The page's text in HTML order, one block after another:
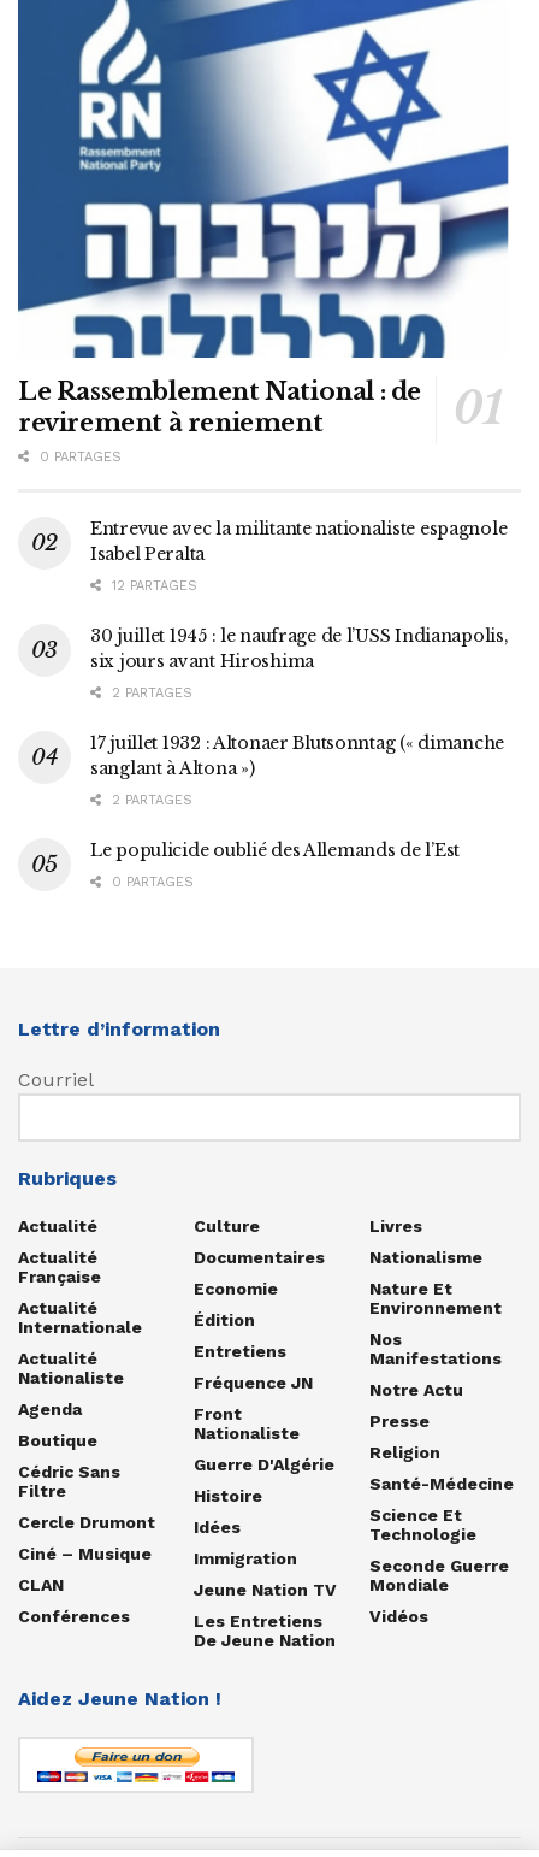
Le Rassemblement National : de
revirement à reniement
0 PARTAGES
Entrevue avec la militante nationaliste espagnole
Isabel Peralta
12 PARTAGES
30 juillet 1945 : le naufrage de l’USS Indianapolis,
six jours avant Hiroshima
2 PARTAGES
17 juillet 1932 : Altonaer Blutsonntag (« dimanche
sanglant à Altona »)
2 PARTAGES
Le populicide oublié des Allemands de l’Est
0 PARTAGES
Lettre d’information
Courriel
Rubriques
Actualité
Actualité
Française
Actualité
Internationale
Actualité
Nationaliste
Agenda
Boutique
Cédric Sans
Filtre
Cercle Drumont
Ciné – Musique
CLAN
Conférences
Culture
Documentaires
Economie
Édition
Entretiens
Fréquence JN
Front
Nationaliste
Guerre D'Algérie
Histoire
Idées
Immigration
Jeune Nation TV
Les Entretiens
De Jeune Nation
Livres
Nationalisme
Nature Et
Environnement
Nos
Manifestations
Notre Actu
Presse
Religion
Santé-Médecine
Science Et
Technologie
Seconde Guerre
Mondiale
Vidéos
Aidez Jeune Nation !